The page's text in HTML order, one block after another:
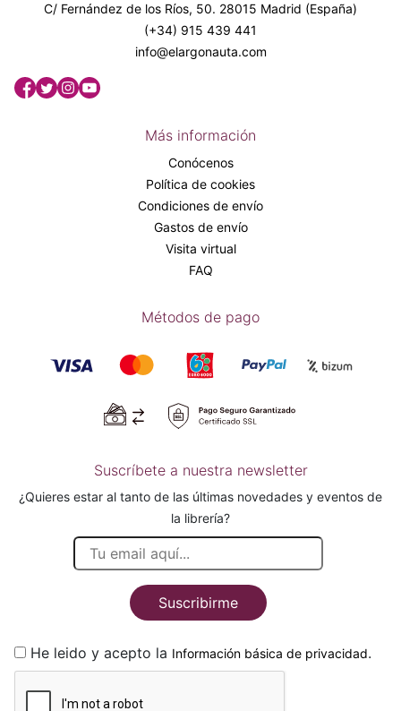
C/ Fernández de los Ríos, 50. 28015 Madrid (España)
(+34) 915 439 441
info@elargonauta.com
Más información
Conócenos
Política de cookies
Condiciones de envío
Gastos de envío
Visita virtual
FAQ
Métodos de pago
Suscríbete a nuestra newsletter
¿Quieres estar al tanto de las últimas novedades y eventos de
la librería?
Suscribirme
He leido y acepto la Información básica de privacidad.